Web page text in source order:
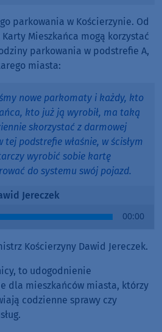
parkowania w Kościerzynie. Od
Mieszkańca mogą korzystać
parkowania w podstrefie A,
miasta:
nowe parkomaty i każdy, kto
kto już ją wyrobił, ma taką
skorzystać z darmowej
podstrefie właśnie, w ścisłym
wyrobić sobie kartę
do systemu swój pojazd.
Jereczek
00:00
Kościerzyny Dawid Jereczek.
to udogodnienie
dla mieszkańców miasta, którzy
codzienne sprawy czy